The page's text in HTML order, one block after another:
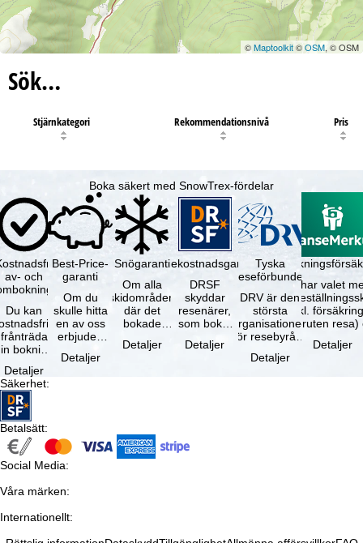
©Maptoolkit©OSM, © OSM
Sök…
Stjärnkategori Rekommendationsnivå Pris
Boka säkert med SnowTrex-fördelar
av- och
Du kan
frånträda
bokning
efter
…
Detaljer
Best-Price-
garanti
Om du
skulle hitta
en av oss
erbjuden
samma
Detaljer
Snögaranti
Om alla
skidområden
där det
bokade
gäller –
Detaljer
Resekostnadsgaranti
DRSF
skyddar
resenärer,
som bokat
paketresa
Detaljer
Tyska
reseförbundet
DRV är den
största
organisationen
för resebyråer
researrangörer
Detaljer
Du har valet
(inkl.
avbruten resa)
Detaljer
Säkerhet:
Betalsätt:
Social Media:
Våra märken:
Internationellt: